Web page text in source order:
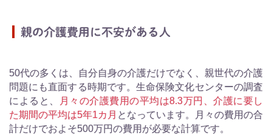
親の介護費用に不安がある人
50代の多くは、自分自身の介護だけでなく、親世代の介護
問題にも直面する時期です。生命保険文化センターの調査
によると、
月々の介護費用の平均は8.3万円、介護に要し
た期間の平均は5年1カ月 となっています。月々の費用の合
計だけでおよそ500万円の費用が必要な計算です。